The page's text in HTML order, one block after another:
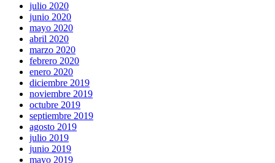
julio 2020
junio 2020
mayo 2020
abril 2020
marzo 2020
febrero 2020
enero 2020
diciembre 2019
noviembre 2019
octubre 2019
septiembre 2019
agosto 2019
julio 2019
junio 2019
mayo 2019